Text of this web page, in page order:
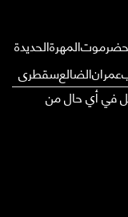
حضرموتالمهرةالحديدة
عمرانالضالعسقطرى
في أي حال من